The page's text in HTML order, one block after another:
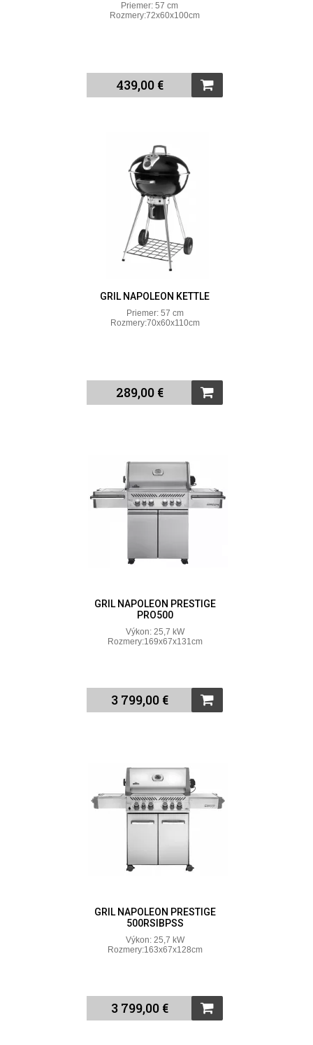
Priemer: 57 cm
Rozmery:72x60x100cm
439,00 €
GRIL NAPOLEON KETTLE
Priemer: 57 cm
Rozmery:70x60x110cm
289,00 €
GRIL NAPOLEON PRESTIGE
PRO500
Výkon: 25,7 kW
Rozmery:169x67x131cm
3 799,00 €
GRIL NAPOLEON PRESTIGE
500RSIBPSS
Výkon: 25,7 kW
Rozmery:163x67x128cm
3 799,00 €